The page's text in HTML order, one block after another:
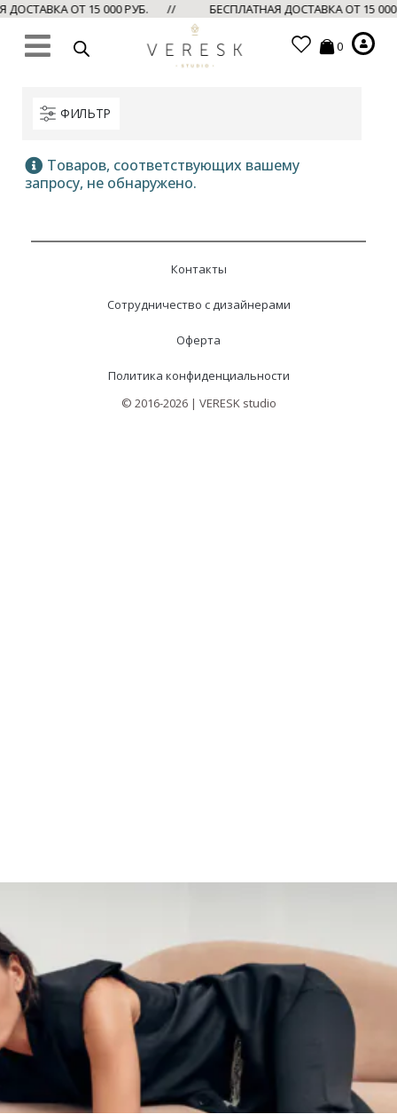
ОТ 15 000 РУБ. // БЕСПЛАТНАЯ ДОСТАВКА ОТ 15
0
ФИЛЬТР
Товаров, соответствующих вашему
запросу, не обнаружено.
Контакты
Сотрудничество с дизайнерами
Оферта
Политика конфиденциальности
© 2016-2026 | VERESK studio